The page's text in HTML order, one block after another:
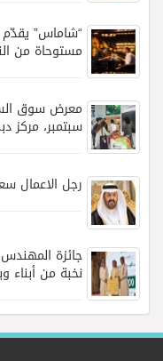
“شاماس” يقدّم
مستوحاة من
سبتمبر، مركز
رجل الاعمال
جائزة
نخبة من أبناء